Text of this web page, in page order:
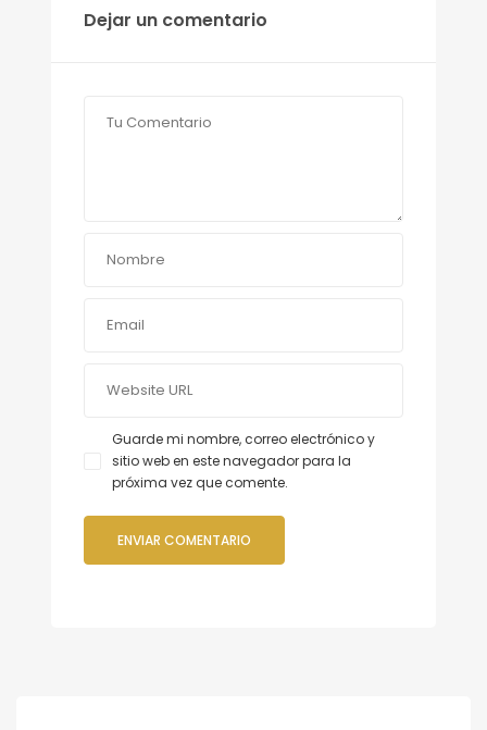
Dejar un comentario
Guarde mi nombre, correo electrónico y
sitio web en este navegador para la
próxima vez que comente.